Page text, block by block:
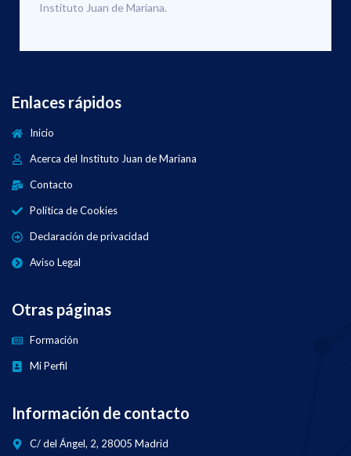
Instituto Juan de Mariana.
Enlaces rápidos
Inicio
Acerca del Instituto Juan de Mariana
Contacto
Política de Cookies
Declaración de privacidad
Aviso Legal
Otras páginas
Formación
Mi Perfil
Información de contacto
C/ del Ángel, 2, 28005 Madrid